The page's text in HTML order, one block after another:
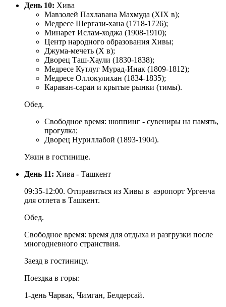
День 10: Хива
Мавзолей Пахлавана Махмуда (XIX в);
Медресе Шергази-хана (1718-1726);
Минарет Ислам-ходжа (1908-1910);
Центр народного образования Хивы;
Джума-мечеть (X в);
Дворец Таш-Хаули (1830-1838);
Медресе Кутлуг Мурад-Инак (1809-1812);
Медресе Оллокулихан (1834-1835);
Караван-сараи и крытые рынки (тимы).
Обед.
Свободное время: шоппинг - сувениры на память,
прогулка;
Дворец Нуриллабой (1893-1904).
Ужин в гостинице.
День 11: Хива - Ташкент
09:35-12:00. Отправиться из Хивы в аэропорт Ургенча
для отлета в Ташкент.
Обед.
Свободное время: время для отдыха и разгрузки после
многодневного странствия.
Заезд в гостиницу.
Поездка в горы:
1-день Чарвак, Чимган, Белдерсай.